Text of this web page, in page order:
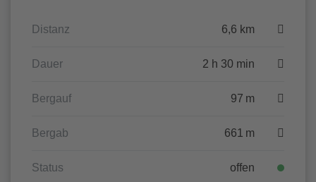
Distanz 6,6 km
Dauer 2 h 30 min
Bergauf 97 m
Bergab 661 m
Status offen